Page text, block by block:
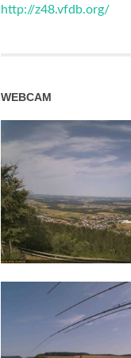
http://z48.vfdb.org/
WEBCAM